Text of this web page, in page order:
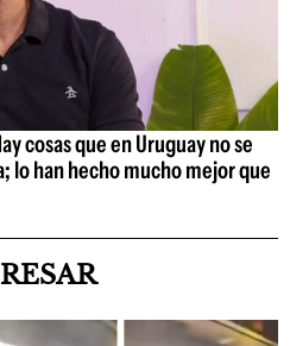
cosas que en Uruguay no se
lo han hecho mucho mejor que